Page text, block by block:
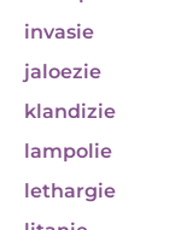
invasie
jaloezie
klandizie
lampolie
lethargie